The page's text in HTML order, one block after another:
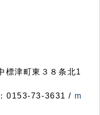
津町東３８条北1
0153-73-3631 / m